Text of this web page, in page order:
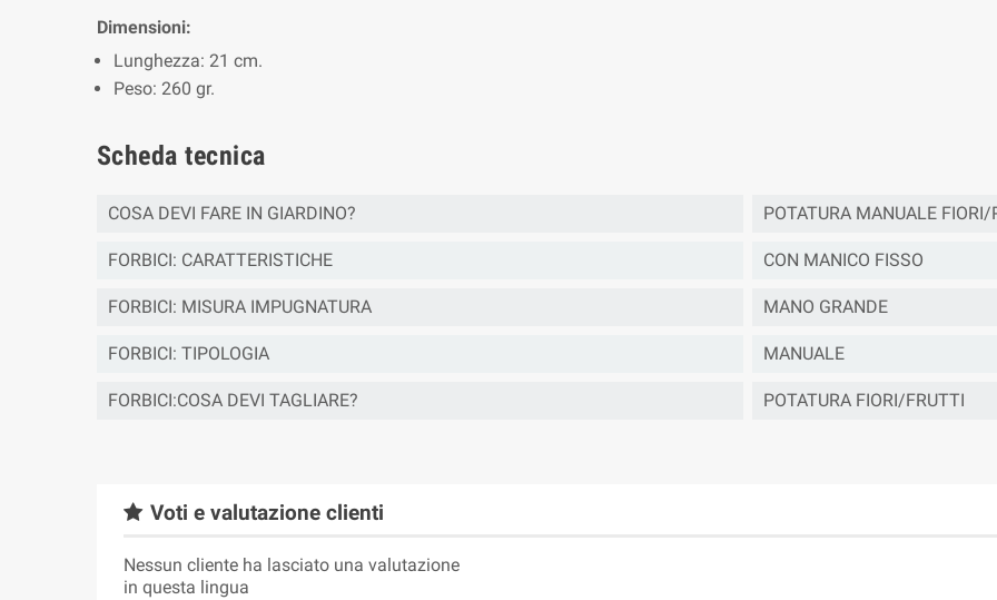
Dimensioni:
Lunghezza: 21 cm.
Peso: 260 gr.
Scheda tecnica
COSA DEVI FARE IN GIARDINO? POTATURA MANUALE FIORI/
FORBICI: CARATTERISTICHE CON MANICO FISSO
FORBICI: MISURA IMPUGNATURA MANO GRANDE
FORBICI: TIPOLOGIA MANUALE
FORBICI:COSA DEVI TAGLIARE? POTATURA FIORI/FRUTTI
Voti e valutazione clienti
Nessun cliente ha lasciato una valutazione
in questa lingua